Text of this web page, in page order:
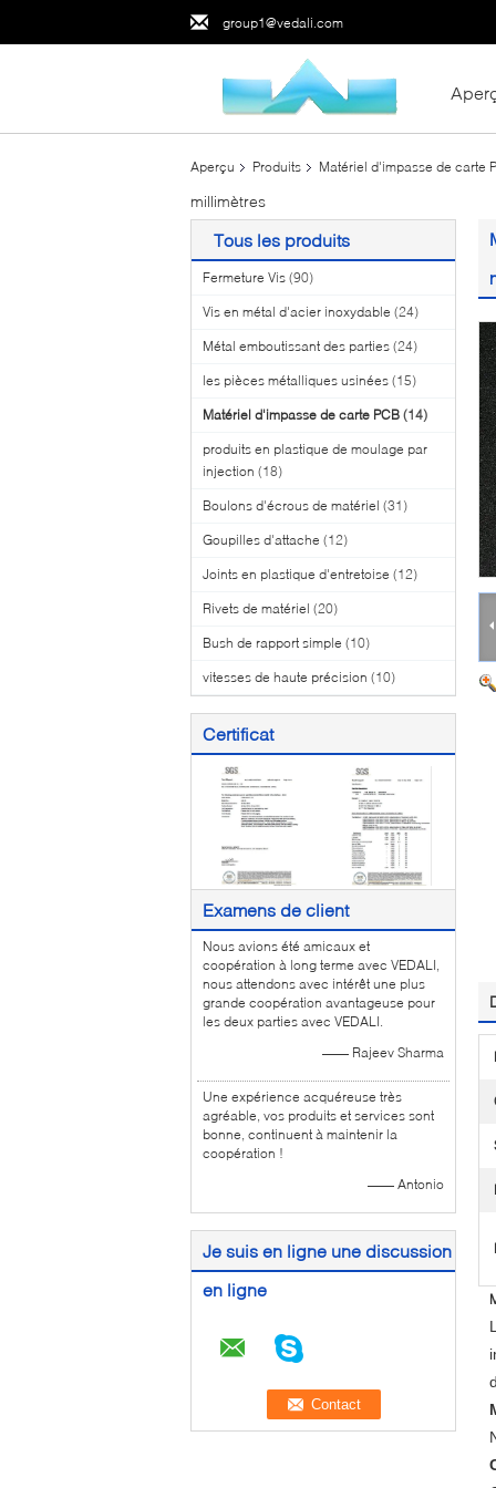
group1@vedali.com
Aperçu Produits Matériel d'impasse de carte
millimètres
Tous les produits
Fermeture Vis (90)
Vis en métal d'acier inoxydable (24)
Métal emboutissant des parties (24)
les pièces métalliques usinées (15)
Matériel d'impasse de carte PCB (14)
produits en plastique de moulage par
injection (18)
Boulons d'écrous de matériel (31)
Goupilles d'attache (12)
Joints en plastique d'entretoise (12)
Rivets de matériel (20)
Bush de rapport simple (10)
vitesses de haute précision (10)
Certificat
Examens de client
Nous avions été amicaux et
coopération à long terme avec VEDALI,
nous attendons avec intérêt une plus
grande coopération avantageuse pour
les deux parties avec VEDALI.
—— Rajeev Sharma
Une expérience acquéreuse très
agréable, vos produits et services sont
bonne, continuent à maintenir la
coopération !
—— Antonio
Je suis en ligne une discussion
en ligne